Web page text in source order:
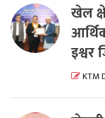
खेल
इश्वर
KTM